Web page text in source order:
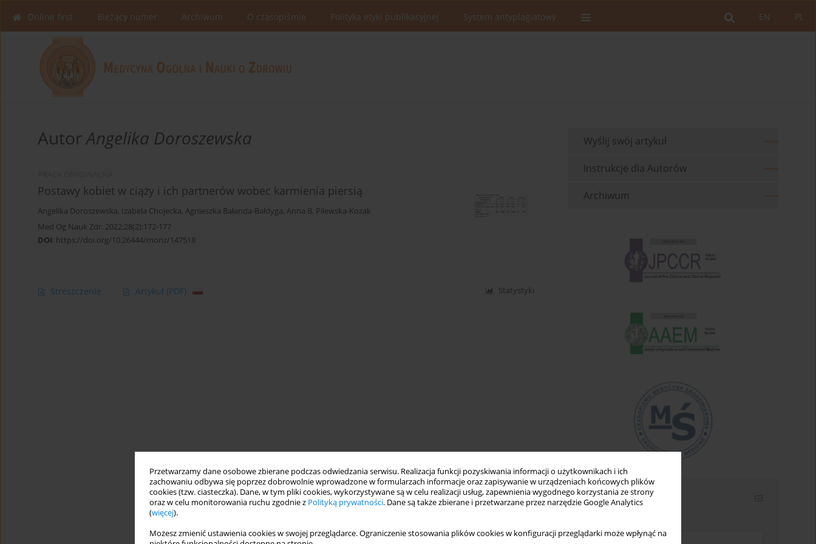
Przetwarzamy dane osobowe zbierane podczas odwiedzania serwisu. Realizacja funkcji pozyskiwania informacji o użytkownikach i ich
zachowaniu odbywa się poprzez dobrowolnie wprowadzone w formularzach informacje oraz zapisywanie w urządzeniach końcowych plików
cookies (tzw. ciasteczka). Dane, w tym pliki cookies, wykorzystywane są w celu realizacji usług, zapewnienia wygodnego korzystania ze strony
oraz w celu monitorowania ruchu zgodnie z Polityką prywatności. Dane są także zbierane i przetwarzane przez narzędzie Google Analytics
(więcej).
Możesz zmienić ustawienia cookies w swojej przeglądarce. Ograniczenie stosowania plików cookies w konfiguracji przeglądarki może wpłynąć na
PL
EN
Online first Bieżący numer Archiwum O czasopiśmie Polityka etyki publikacyjnej System antyplagiatowy
AutorAngelika Doroszewska
Postawy kobiet w ciąży i ich partnerów wobec karmienia piersią
Angelika Doroszewska, Izabela Chojecka, Agnieszka Bałanda-Bałdyga, Anna B. Pilewska-Kozak
Med Og Nauk Zdr. 2022;28(2):172-177
DOI: https://doi.org/10.26444/monz/147518
Streszczenie Artykuł (PDF) Statystyki
Wyślij swój artykuł
Instrukcje dla Autorów
Archiwum
Newsletter